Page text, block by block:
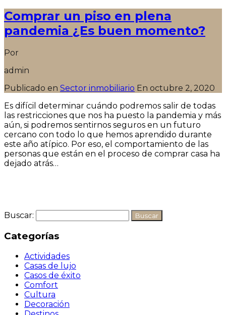
Comprar un piso en plena
pandemia ¿Es buen momento?
Por
admin
Publicado en Sector inmobiliario En octubre 2, 2020
Es difícil determinar cuándo podremos salir de todas
las restricciones que nos ha puesto la pandemia y más
aún, si podremos sentirnos seguros en un futuro
cercano con todo lo que hemos aprendido durante
este año atípico. Por eso, el comportamiento de las
personas que están en el proceso de comprar casa ha
dejado atrás…
Buscar:
Categorías
Actividades
Casas de lujo
Casos de éxito
Comfort
Cultura
Decoración